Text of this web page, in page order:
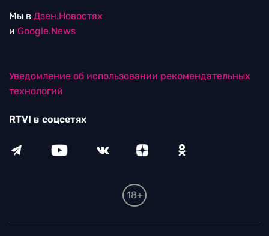
Мы в Дзен.Новостях
и Google.News
Уведомление об использовании рекомендательных
технологий
RTVI в соцсетях
18+